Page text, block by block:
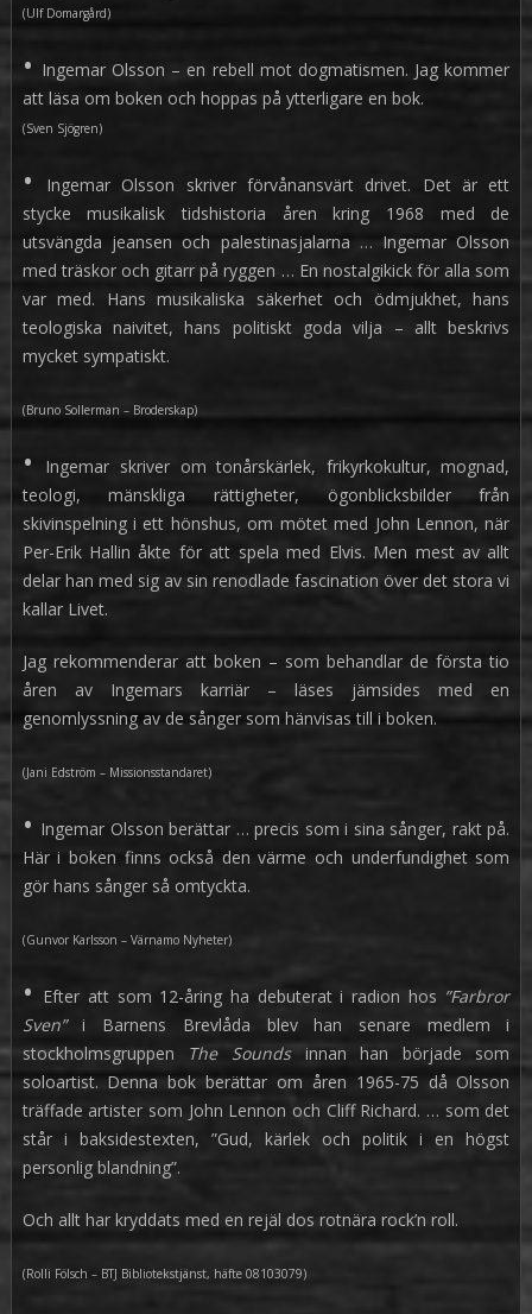
(Ulf Domargård)
• Ingemar Olsson – en rebell mot dogmatismen. Jag kommer
att läsa om boken och hoppas på ytterligare en bok.
(Sven Sjögren)
•
Ingemar Olsson skriver förvånansvärt drivet. Det är ett
stycke musikalisk tidshistoria åren kring 1968 med de
utsvängda jeansen och palestinasjalarna … Ingemar Olsson
med träskor och gitarr på ryggen … En nostalgikick för alla som
var med. Hans musikaliska säkerhet och ödmjukhet, hans
teologiska naivitet, hans politiskt goda vilja – allt beskrivs
mycket sympatiskt.
(Bruno Sollerman – Broderskap)
•
Ingemar skriver om tonårskärlek, frikyrkokultur, mognad,
teologi, mänskliga rättigheter, ögonblicksbilder från
skivinspelning i ett hönshus, om mötet med John Lennon, när
Per-Erik Hallin åkte för att spela med Elvis. Men mest av allt
delar han med sig av sin renodlade fascination över det stora vi
kallar Livet.
Jag rekommenderar att boken – som behandlar de första tio
åren av Ingemars karriär – läses jämsides med en
genomlyssning av de sånger som hänvisas till i boken.
(Jani Edström – Missionsstandaret)
• Ingemar Olsson berättar … precis som i sina sånger, rakt på.
Här i boken finns också den värme och underfundighet som
gör hans sånger så omtyckta.
(Gunvor Karlsson – Värnamo Nyheter)
• Efter att som 12-åring ha debuterat i radion hos ”Farbror
Sven”i Barnens Brevlåda blev han senare medlem i
stockholmsgruppen The Soundsinnan han började som
soloartist. Denna bok berättar om åren 1965-75 då Olsson
träffade artister som John Lennon och Cliff Richard. … som det
står i baksidestexten, ”Gud, kärlek och politik i en högst
personlig blandning”.
Och allt har kryddats med en rejäl dos rotnära rock’n roll.
(Rolli Fölsch – BTJ Bibliotekstjänst, häfte 08103079)